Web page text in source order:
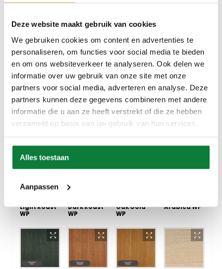
Deze website maakt gebruik van cookies
We gebruiken cookies om content en advertenties te
personaliseren, om functies voor social media te bieden
en om ons websiteverkeer te analyseren. Ook delen we
informatie over uw gebruik van onze site met onze
partners voor social media, adverteren en analyse. Deze
partners kunnen deze gegevens combineren met andere
informatie die u aan ze heeft verstrekt of die ze hebben
verzameld op basis van uw gebruik van hun services.
Alles toestaan
Aanpassen
Ash Grey WP Linen WP
Mocha WP
Midnight
Sky WP
Dunes WP
Affogato
WP
WP
Light Roast
WP
Dark Roast
WP
Oak Gold
WP
Arabica WP